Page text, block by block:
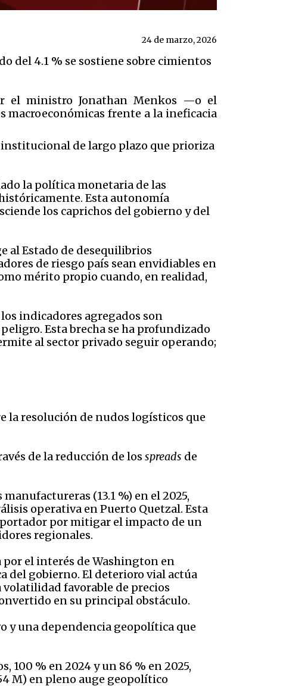
24 de marzo, 2026
del 4.1 % se sostiene sobre cimientos
el ministro Jonathan Menkos —o el
frente a la ineficacia
de largo plazo que prioriza
la política monetaria de las
Esta autonomía
los caprichos del gobierno y del
al Estado de desequilibrios
de riesgo país sean envidiables en
mérito propio cuando, en realidad,
indicadores agregados son
Esta brecha se ha profundizado
al sector privado seguir operando;
la resolución de nudos logísticos que
de la reducción de los spreads de
(13.1 %) en el 2025,
operativa en Puerto Quetzal. Esta
por mitigar el impacto de un
regionales.
por el interés de Washington en
del gobierno. El deterioro vial actúa
favorable de precios
en su principal obstáculo.
y una dependencia geopolítica que
100 % en 2024 y un 86 % en 2025,
M) en pleno auge geopolítico